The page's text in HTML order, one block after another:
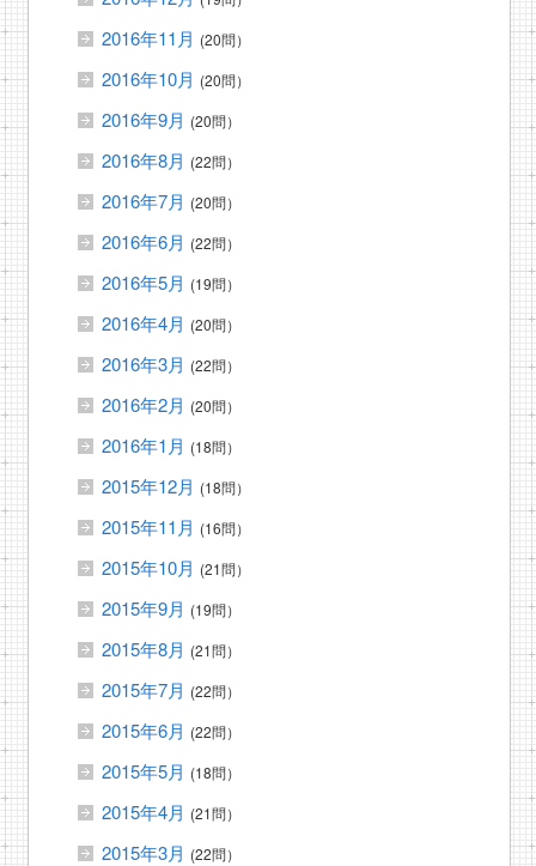
2016年11月 (20問）
2016年10月 (20問）
2016年9月 (20問）
2016年8月 (22問）
2016年7月 (20問）
2016年6月 (22問）
2016年5月 (19問）
2016年4月 (20問）
2016年3月 (22問）
2016年2月 (20問）
2016年1月 (18問）
2015年12月 (18問）
2015年11月 (16問）
2015年10月 (21問）
2015年9月 (19問）
2015年8月 (21問）
2015年7月 (22問）
2015年6月 (22問）
2015年5月 (18問）
2015年4月 (21問）
2015年3月 (22問）